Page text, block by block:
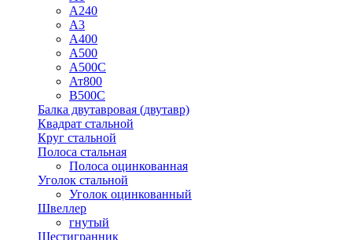
А240
А3
А400
А500
А500С
Ат800
В500С
Балка двутавровая (двутавр)
Квадрат стальной
Круг стальной
Полоса стальная
Полоса оцинкованная
Уголок стальной
Уголок оцинкованный
Швеллер
гнутый
Шестигранник